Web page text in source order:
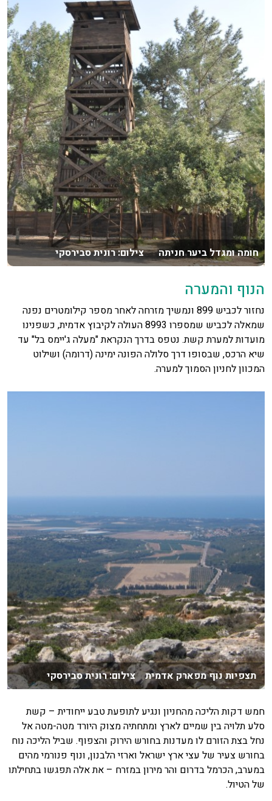
חומה ומגדל ביער חניתה צילום: רונית סבירסקי
הנוף והמערה
נחזור לכביש 899 ונמשיך מזרחה לאחר מספר קילומטרים נפנה
שמאלה לכביש שמספרו 8993 העולה לקיבוץ אדמית, כשפנינו
מועדות למערת קשת. נטפס בדרך הנקראת "מעלה ג'יימס בל" עד
שיא הרכס, שבסופו דרך סלולה הפונה ימינה (דרומה) ושילוט
המכוון לחניון הסמוך למערה.
תצפיות נוף מפארק אדמית צילום: רונית סבירסקי
חמש דקות הליכה מהחניון ונגיע לתופעת טבע ייחודית – קשת
סלע תלויה בין שמיים לארץ ומתחתיה מצוק היורד מטה-מטה אל
נחל בצת הזורם לו מעדנות בחורש הירוק והצפוף. שביל הליכה נוח
בחורש צעיר של עצי ארץ ישראל וארזי הלבנון, ונוף פנורמי מהים
במערב, הכרמל בדרום והר מירון במזרח – את אלה תפגשו בתחילתו
של הטיול.